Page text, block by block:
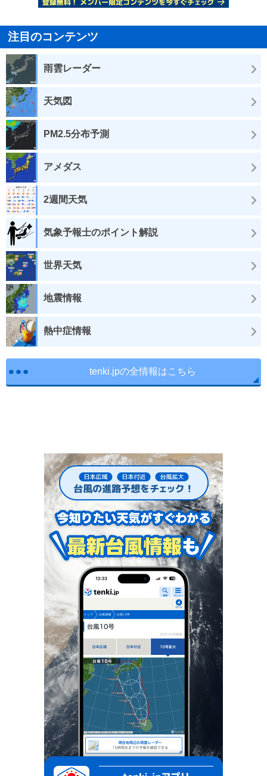
注目のコンテンツ
雨雲レーダー
天気図
PM2.5分布予測
アメダス
2週間天気
気象予報士のポイント解説
世界天気
地震情報
熱中症情報
tenki.jpの全情報はこちら